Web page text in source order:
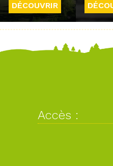
DÉCOUVRIR
Accès :